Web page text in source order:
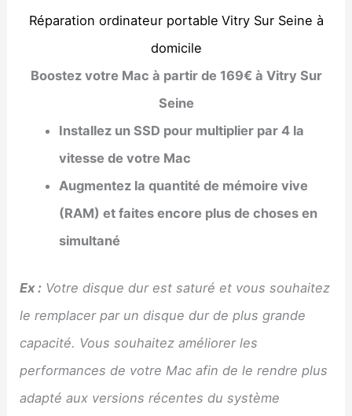
Réparation ordinateur portable Vitry Sur Seine à
domicile
Boostez votre Mac à partir de 169€ à Vitry Sur
Seine
Installez un SSD pour multiplier par 4 la
vitesse de votre Mac
Augmentez la quantité de mémoire vive
(RAM) et faites encore plus de choses en
simultané
Ex : Votre disque dur est saturé et vous souhaitez
le remplacer par un disque dur de plus grande
capacité. Vous souhaitez améliorer les
performances de votre Mac afin de le rendre plus
adapté aux versions récentes du système